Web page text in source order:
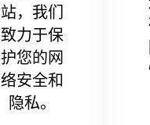
站，我们
致力于保
护您的网
络安全和
隐私。